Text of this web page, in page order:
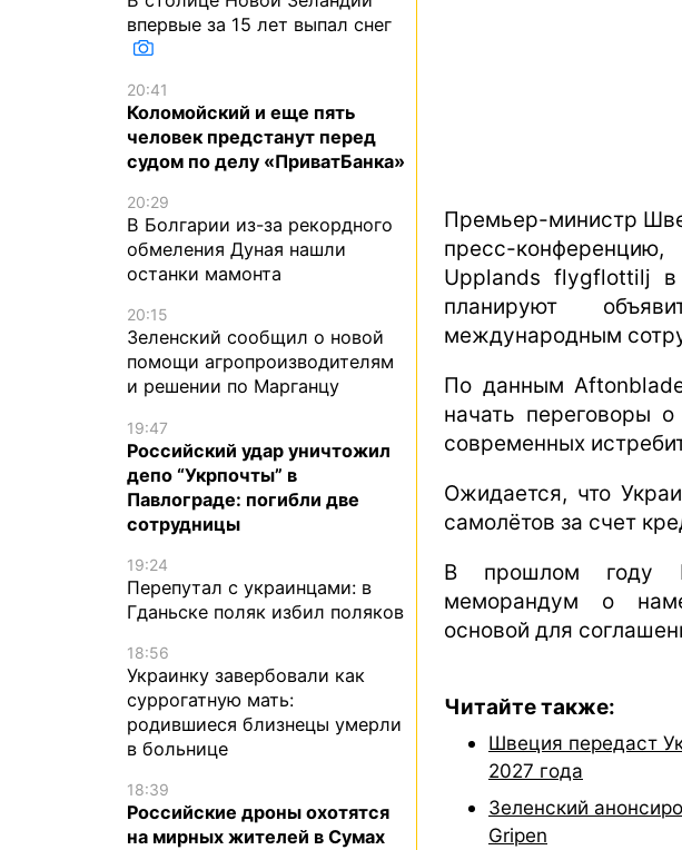
Премьер-министр
пресс-
Upplands flygflottilj в
планируют
международным
По данным
начать переговоры
современных
Ожидается, что
самолётов за счет
В прошлом году
меморандум о
основой для
Читайте также:
Швеция передаст
2027 года
Зеленский
Gripen
впервые за 15 лет выпал снег
20:41
Коломойский и еще пять
человек предстанут перед
судом по делу «ПриватБанка»
20:29
В Болгарии из-за рекордного
обмеления Дуная нашли
останки мамонта
20:15
Зеленский сообщил о новой
помощи агропроизводителям
и решении по Марганцу
19:47
Российский удар уничтожил
депо “Укрпочты” в
Павлограде: погибли две
сотрудницы
19:24
Перепутал с украинцами: в
Гданьске поляк избил поляков
18:56
Украинку завербовали как
суррогатную мать:
родившиеся близнецы умерли
в больнице
18:39
Российские дроны охотятся
на мирных жителей в Сумах